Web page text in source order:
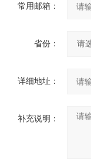
常用邮箱：
省份：
详细地址：
补充说明：